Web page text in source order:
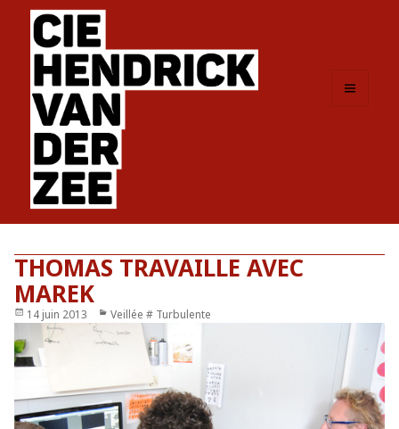
THOMAS TRAVAILLE AVEC
MAREK
Publié
14 juin 2013 Catégories
Veillée # Turbulente